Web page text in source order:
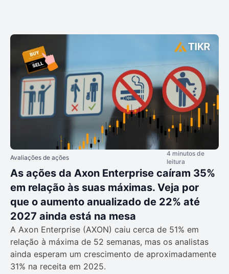
Avaliações de ações
4 minutos de
leitura
As ações da Axon Enterprise caíram 35%
em relação às suas máximas. Veja por
que o aumento anualizado de 22% até
2027 ainda está na mesa
A Axon Enterprise (AXON) caiu cerca de 51% em
relação à máxima de 52 semanas, mas os analistas
ainda esperam um crescimento de aproximadamente
31% na receita em 2025.